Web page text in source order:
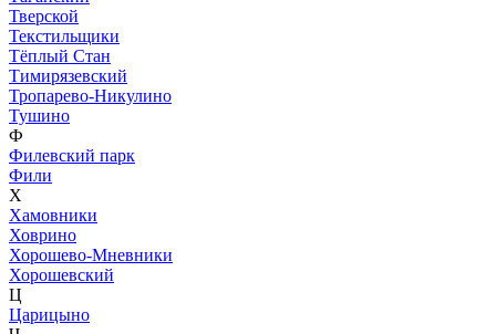
Тверской
Текстильщики
Тёплый Стан
Тимирязевский
Тропарево-Никулино
Тушино
Ф
Филевский парк
Фили
Х
Хамовники
Ховрино
Хорошево-Мневники
Хорошевский
Ц
Царицыно